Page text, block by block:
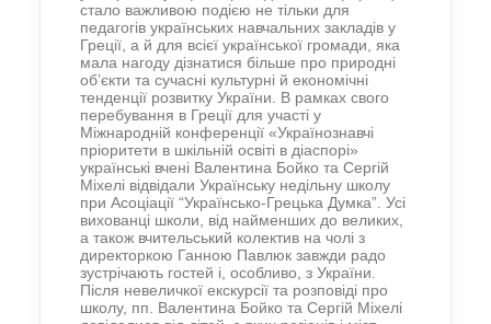
стало важливою подією не тільки для
педагогів українських навчальних закладів у
Греції, а й для всієї української громади, яка
мала нагоду дізнатися більше про природні
обʼєкти та сучасні культурні й економічні
тенденції розвитку України. В рамках свого
перебування в Греції для участі у
Міжнародній конференції «Українознавчі
пріоритети в шкільній освіті в діаспорі»
українські вчені Валентина Бойко та Сергій
Міхелі відвідали Українську недільну школу
при Асоціації “Українсько-Грецька Думка”. Усі
вихованці школи, від найменших до великих,
а також вчительський колектив на чолі з
директоркою Ганною Павлюк завжди радо
зустрічають гостей і, особливо, з України.
Після невеличкої екскурсії та розповіді про
школу, пп. Валентина Бойко та Сергій Міхелі